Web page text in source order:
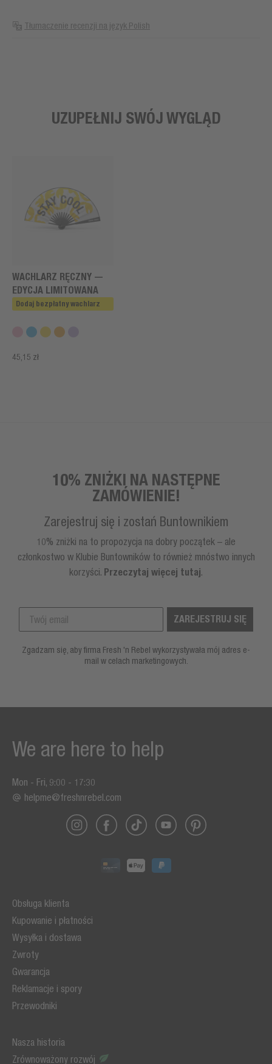
Tłumaczenie recenzji na język Polish
UZUPEŁNIJ SWÓJ WYGLĄD
WACHLARZ RĘCZNY —
EDYCJA LIMITOWANA
Dodaj bezpłatny wachlarz
45,15 zł
10% ZNIŻKI NA NASTĘPNE
ZAMÓWIENIE!
Zarejestruj się i zostań Buntownikiem
10% zniżki na to propozycja na dobry początek – ale
członkostwo w Klubie Buntowników to również mnóstwo innych
korzyści. Przeczytaj więcej tutaj
ZAREJESTRUJ SIĘ
Zgadzam się, aby firma Fresh 'n Rebel wykorzystywała mój adres e-
mail w celach marketingowych.
Obsługa klienta
Kupowanie i płatności
Wysyłka i dostawa
Zwroty
Gwarancja
Reklamacje i spory
Przewodniki
Nasza historia
Zrównoważony rozwój
We are here to help
Mon - Fri, 9:00 - 17:30
helpme@freshnrebel.com